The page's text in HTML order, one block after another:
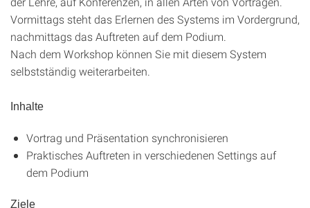
Vormittags steht das Erlernen des Systems im Vordergrund,
nachmittags das Auftreten auf dem Podium.
Nach dem Workshop können Sie mit diesem System
selbstständig weiterarbeiten.
Inhalte
Vortrag und Präsentation synchronisieren
Praktisches Auftreten in verschiedenen Settings auf
dem Podium
Ziele